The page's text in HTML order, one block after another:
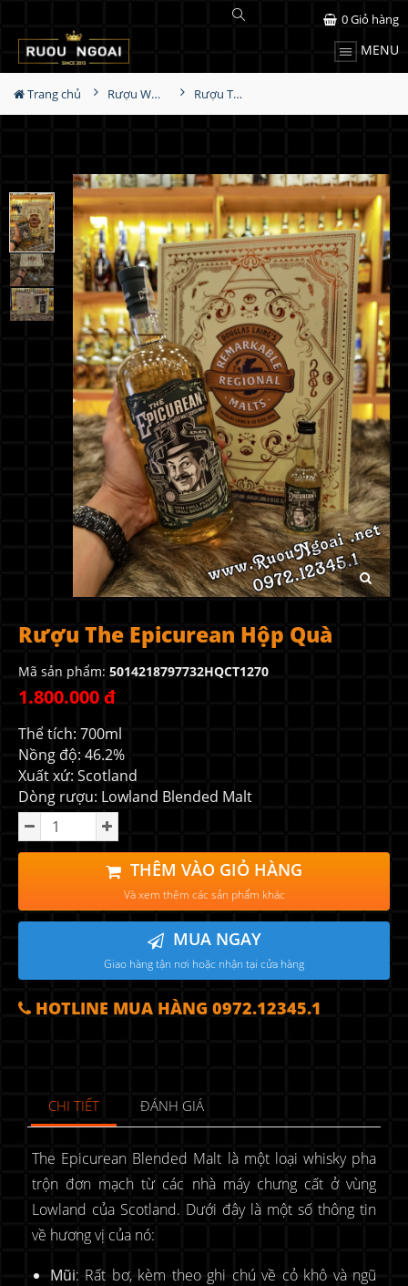
MENU
0Giỏ hàng
Trang chủ Rượu Whisky Rượu The Epicurean Hộp Quà
Rượu The Epicurean Hộp Quà
Mã sản phẩm: 5014218797732HQCT1270
1.800.000 đ
Thể tích: 700ml
Nồng độ: 46.2%
Xuất xứ: Scotland
Dòng rượu: Lowland Blended Malt
THÊM VÀO GIỎ HÀNG
Và xem thêm các sản phẩm khác
MUA NGAY
Giao hàng tận nơi hoặc nhận tại cửa hàng
HOTLINE MUA HÀNG 0972.12345.1
CHI TIẾT ĐÁNH GIÁ
The Epicurean Blended Malt là một loại whisky pha
trộn đơn mạch từ các nhà máy chưng cất ở vùng
Lowland của Scotland. Dưới đây là một số thông tin
về hương vị của nó:
Mũi: Rất bơ, kèm theo ghi chú về cỏ khô và ngũ